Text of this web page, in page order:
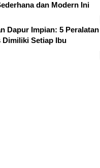
dan Modern Ini
Dapur Impian: 5 Peralatan
Dimiliki Setiap Ibu